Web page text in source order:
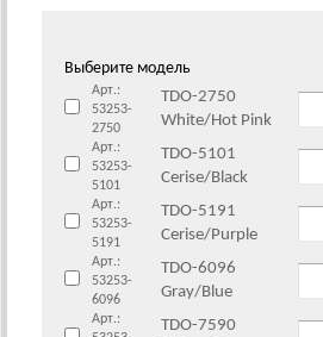
Выберите модель
Арт.:
53253-
2750
TDO-2750
White/Hot Pink
Арт.:
53253-
5101
TDO-5101
Cerise/Black
Арт.:
53253-
5191
TDO-5191
Cerise/Purple
Арт.:
53253-
6096
TDO-6096
Gray/Blue
Арт.:
TDO-7590